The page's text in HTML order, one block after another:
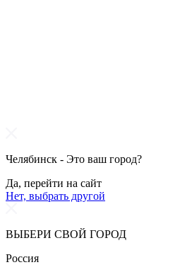
Челябинск - Это ваш город?
Да, перейти на сайт
Нет, выбрать другой
ВЫБЕРИ СВОЙ ГОРОД
Россия